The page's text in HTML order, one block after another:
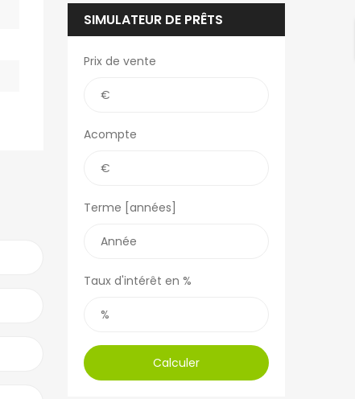
SIMULATEUR DE PRÊTS
Prix de vente
Acompte
Terme [années]
Taux d'intérêt en %
Calculer